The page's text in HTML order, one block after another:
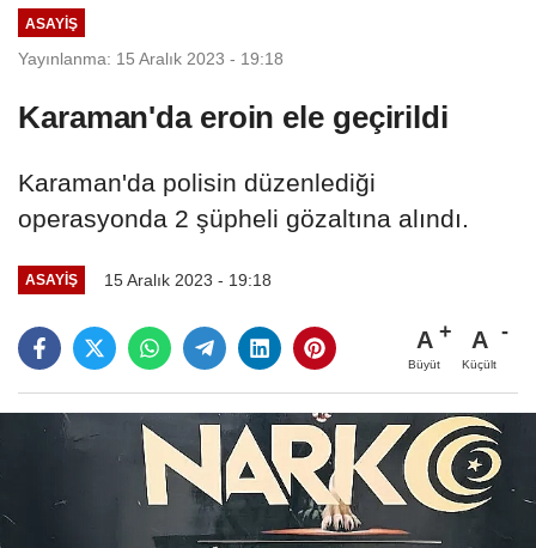
ASAYIŞ
Yayınlanma: 15 Aralık 2023 - 19:18
Karaman'da eroin ele geçirildi
Karaman'da polisin düzenlediği
operasyonda 2 şüpheli gözaltına alındı.
ASAYIŞ 15 Aralık 2023 - 19:18
A
Büyüt
A
Küçült